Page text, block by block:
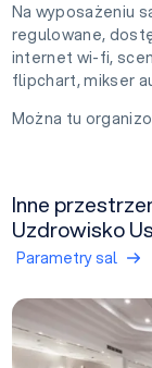
Na wyposażeniu
regulowane,
internet wi-fi,
flipchart, mikser
Można tu
Inne
Uzdrowisko
Parametry sal
Grand Royal